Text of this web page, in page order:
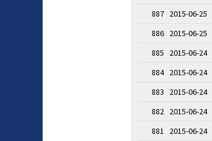
887 2015-06-25
886 2015-06-25
885 2015-06-24
884 2015-06-24
883 2015-06-24
882 2015-06-24
881 2015-06-24